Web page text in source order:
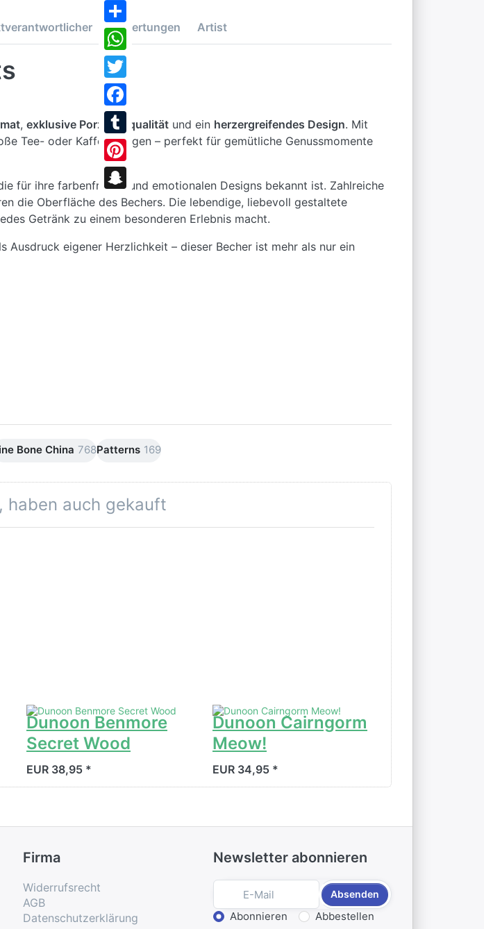
Share
WhatsApp
Twitter
Facebook
Tumblr
Pinterest
Snapchat
Bewertungen Artist
, exklusive Porzellanqualität und ein herzergreifendes Design. Mit
Tee- oder Kaffeemengen – perfekt für gemütliche Genussmomente
für ihre farbenfrohen und emotionalen Designs bekannt ist. Zahlreiche
die Oberfläche des Bechers. Die lebendige, liebevoll gestaltete
Getränk zu einem besonderen Erlebnis macht.
Ausdruck eigener Herzlichkeit – dieser Becher ist mehr als nur ein
Bone China 768Patterns 169
haben auch gekauft
Dunoon Benmore
Secret Wood
EUR 38,95 *
Dunoon Cairngorm
Meow!
EUR 34,95 *
Firma
Widerrufsrecht
AGB
Datenschutzerklärung
Newsletter abonnieren
Absenden
Aktion wählen
Abonnieren Abbestellen